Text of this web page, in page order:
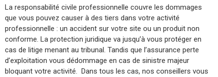
La responsabilité civile professionnelle couvre les dommages
que vous pouvez causer à des tiers dans votre activité
professionnelle : un accident sur votre site ou un produit non
conforme. La protection juridique va jusqu’à vous protéger en
cas de litige menant au tribunal. Tandis que l’assurance perte
d’exploitation vous dédommage en cas de sinistre majeur
bloquant votre activité. Dans tous les cas, nos conseillers vous